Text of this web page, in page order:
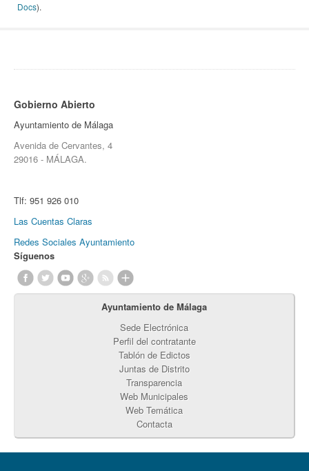
Docs).
Gobierno Abierto
Ayuntamiento de Málaga
Avenida de Cervantes, 4
29016 - MÁLAGA.
Tlf: 951 926 010
Las Cuentas Claras
Redes Sociales Ayuntamiento
Síguenos
Ayuntamiento de Málaga
Sede Electrónica
Perfil del contratante
Tablón de Edictos
Juntas de Distrito
Transparencia
Web Municipales
Web Temática
Contacta